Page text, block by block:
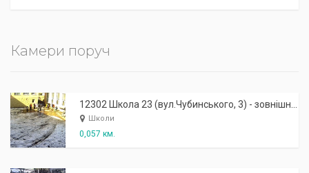
Камери поруч
Школи
0,057 км.